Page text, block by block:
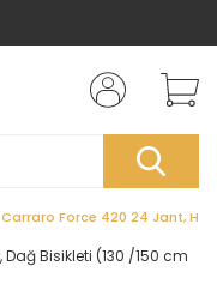
Carraro Force 420 24 Jant,